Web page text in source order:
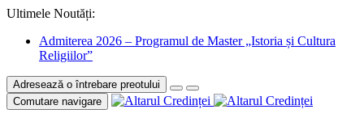
Ultimele Noutăți:
Admiterea 2026 – Programul de Master „Istoria și Cultura
Religiilor”
Adresează o întrebare preotului
Comutare navigare